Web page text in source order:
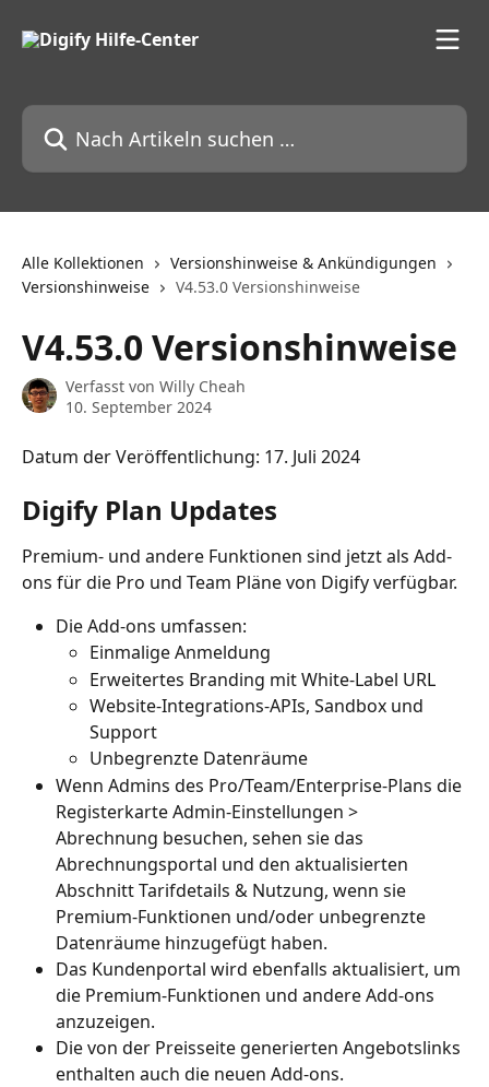
Nach Artikeln suchen …
Alle Kollektionen
Versionshinweise & Ankündigungen
Versionshinweise
V4.53.0 Versionshinweise
V4.53.0 Versionshinweise
Verfasst von Willy Cheah
10. September 2024
Datum der Veröffentlichung: 17. Juli 2024
Digify Plan Updates
Premium- und andere Funktionen sind jetzt als Add-
ons für die Pro und Team Pläne von Digify verfügbar.
Die Add-ons umfassen:
Einmalige Anmeldung
Erweitertes Branding mit White-Label URL
Website-Integrations-APIs, Sandbox und
Support
Unbegrenzte Datenräume
Wenn Admins des Pro/Team/Enterprise-Plans die
Registerkarte Admin-Einstellungen >
Abrechnung besuchen, sehen sie das
Abrechnungsportal und den aktualisierten
Abschnitt Tarifdetails & Nutzung, wenn sie
Premium-Funktionen und/oder unbegrenzte
Datenräume hinzugefügt haben.
Das Kundenportal wird ebenfalls aktualisiert, um
die Premium-Funktionen und andere Add-ons
anzuzeigen.
Die von der Preisseite generierten Angebotslinks
enthalten auch die neuen Add-ons.